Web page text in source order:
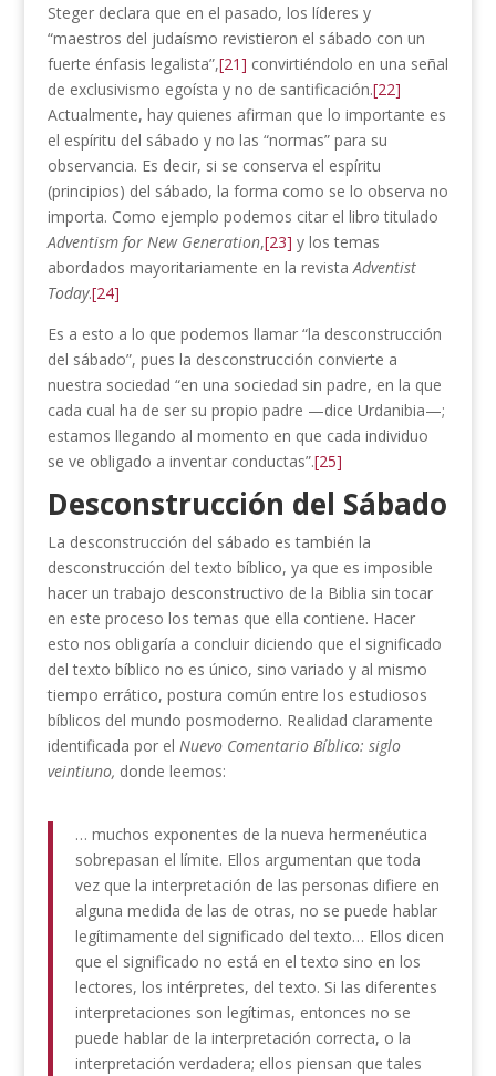
Steger declara que en el pasado, los líderes y
“maestros del judaísmo revistieron el sábado con un
fuerte énfasis legalista”,[21] convirtiéndolo en una señal
de exclusivismo egoísta y no de santificación.[22]
Actualmente, hay quienes afirman que lo importante es
el espíritu del sábado y no las “normas” para su
observancia. Es decir, si se conserva el espíritu
(principios) del sábado, la forma como se lo observa no
importa. Como ejemplo podemos citar el libro titulado
Adventism for New Generation,[23] y los temas
abordados mayoritariamente en la revista Adventist
Today.[24]
Es a esto a lo que podemos llamar “la desconstrucción
del sábado”, pues la desconstrucción convierte a
nuestra sociedad “en una sociedad sin padre, en la que
cada cual ha de ser su propio padre —dice Urdanibia—;
estamos llegando al momento en que cada individuo
se ve obligado a inventar conductas”.[25]
Desconstrucción del Sábado
La desconstrucción del sábado es también la
desconstrucción del texto bíblico, ya que es imposible
hacer un trabajo desconstructivo de la Biblia sin tocar
en este proceso los temas que ella contiene. Hacer
esto nos obligaría a concluir diciendo que el significado
del texto bíblico no es único, sino variado y al mismo
tiempo errático, postura común entre los estudiosos
bíblicos del mundo posmoderno. Realidad claramente
identificada por el Nuevo Comentario Bíblico: siglo
veintiuno, donde leemos:
… muchos exponentes de la nueva hermenéutica
sobrepasan el límite. Ellos argumentan que toda
vez que la interpretación de las personas difiere en
alguna medida de las de otras, no se puede hablar
legítimamente del significado del texto… Ellos dicen
que el significado no está en el texto sino en los
lectores, los intérpretes, del texto. Si las diferentes
interpretaciones son legítimas, entonces no se
puede hablar de la interpretación correcta, o la
interpretación verdadera; ellos piensan que tales